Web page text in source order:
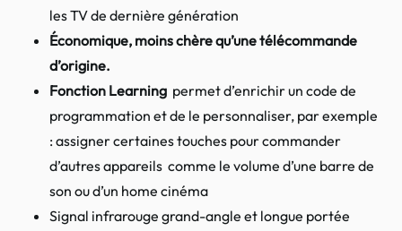
les TV de dernière génération
Économique, moins chère qu’une télécommande
d’origine.
Fonction Learning permet d’enrichir un code de
programmation et de le personnaliser, par exemple
: assigner certaines touches pour commander
d’autres appareils comme le volume d’une barre de
son ou d’un home cinéma
Signal infrarouge grand-angle et longue portée